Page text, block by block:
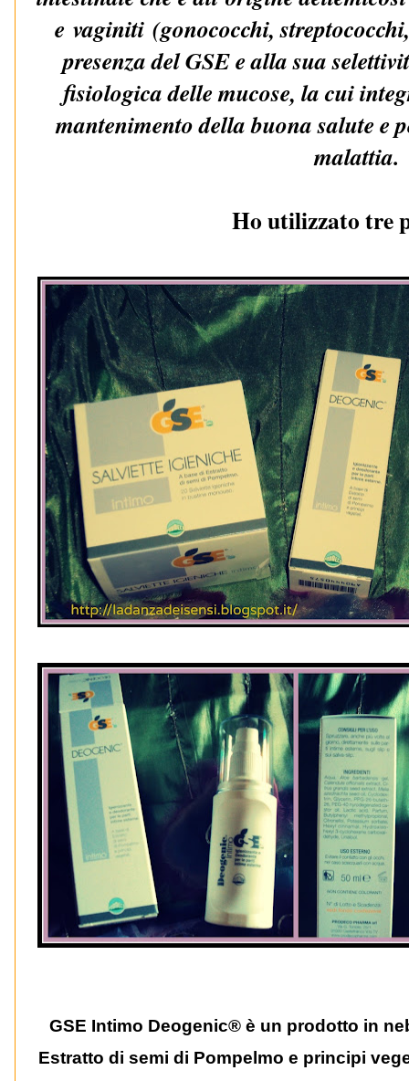
e vaginiti (gonococchi,
presenza del GSE e alla sua
fisiologica delle mucose, la cui
mantenimento della buona salute e
malattia.
Ho utilizzato tre
GSE Intimo Deogenic® è un prodotto in
Estratto di semi di Pompelmo e principi